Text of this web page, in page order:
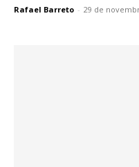
Rafael Barreto - 29 de